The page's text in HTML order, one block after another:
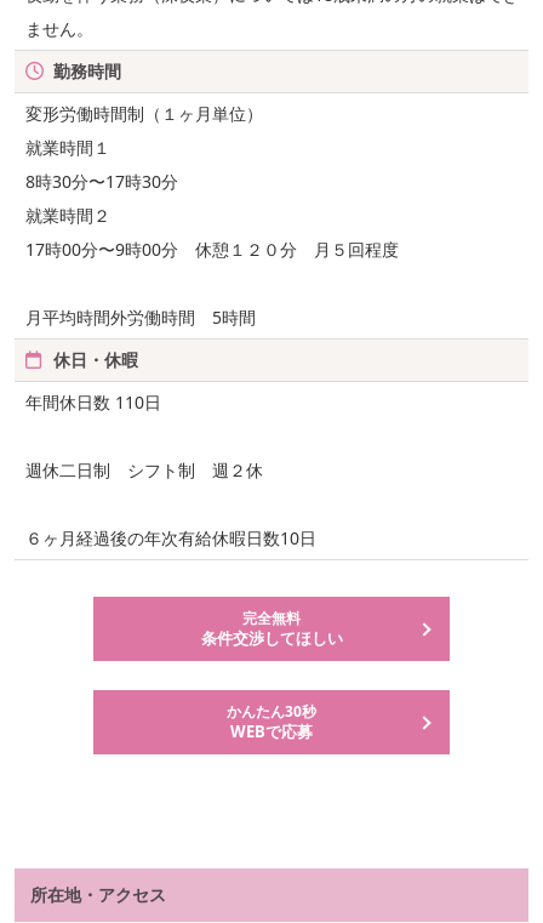
ません。
勤務時間
変形労働時間制（１ヶ月単位）
就業時間１
8時30分〜17時30分
就業時間２
17時00分〜9時00分 休憩１２０分 月５回程度
月平均時間外労働時間 5時間
休日・休暇
年間休日数 110日
週休二日制 シフト制 週２休
６ヶ月経過後の年次有給休暇日数10日
完全無料
条件交渉してほしい
かんたん30秒
WEBで応募
所在地・アクセス